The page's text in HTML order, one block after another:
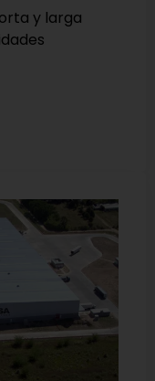
y larga